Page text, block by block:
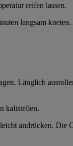
reifen lassen.
langsam
Länglich
kaltstellen.
andrücken. Die